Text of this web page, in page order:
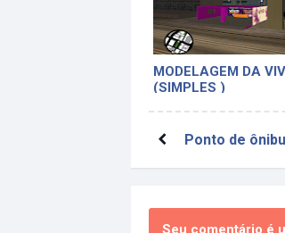
MODELAGEM DA
(SIMPLES )
Ponto de
Seu comentário é